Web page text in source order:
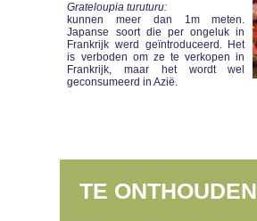
Grateloupia turuturu:
kunnen meer dan 1m meten.
Japanse soort die per ongeluk in
Frankrijk werd geïntroduceerd. Het
is verboden om ze te verkopen in
Frankrijk, maar het wordt wel
geconsumeerd in Azië.
TE ONTHOUDEN